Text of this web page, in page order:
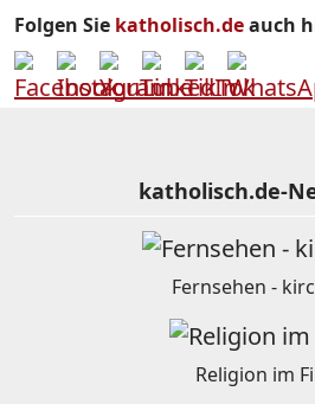
Folgen Sie katholisch.deauch
katholisch.de-
Fernsehen -
Religion im